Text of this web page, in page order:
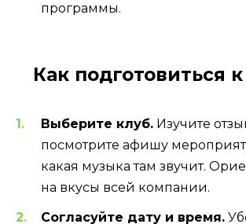
программы.
Как подготовиться
Выберите клуб. Изучите
посмотрите афишу
какая музыка там звучит.
на вкусы всей компании.
Согласуйте дату и время.